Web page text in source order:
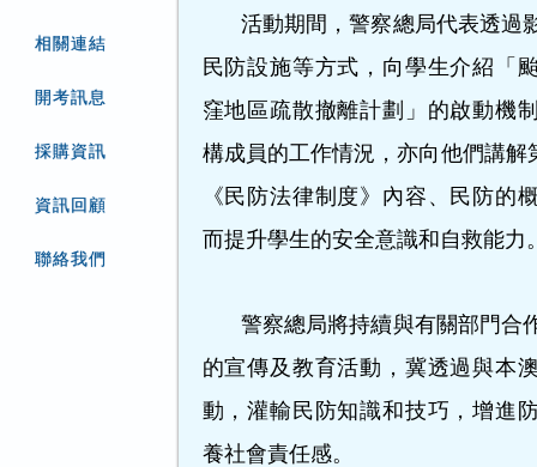
相關連結
開考訊息
採購資訊
資訊回顧
聯絡我們
活動期間，警察總局代表透過
民防設施等方式，向學生介紹「
窪地區疏散撤離計劃」的啟動機
構成員的工作情況，亦向他們講解
《民防法律制度》內容、民防的
而提升學生的安全意識和自救能力
警察總局將持續與有關部門合
的宣傳及教育活動，冀透過與本
動，灌輸民防知識和技巧，增進
養社會責任感。